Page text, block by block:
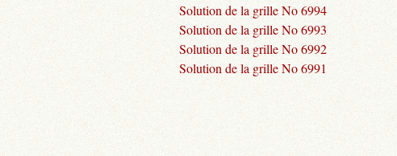
Solution de la grille No 6994
Solution de la grille No 6993
Solution de la grille No 6992
Solution de la grille No 6991